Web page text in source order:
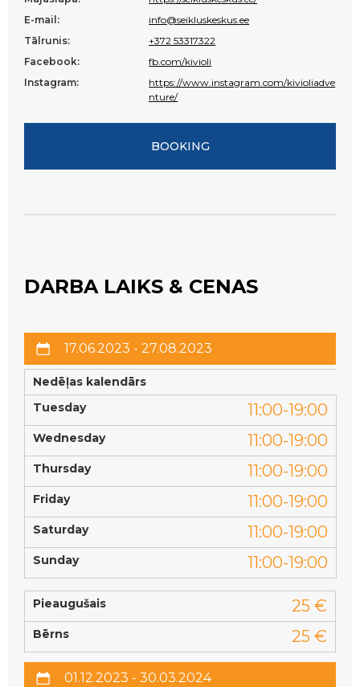
E-mail:
info@seikluskeskus.ee
Tālrunis:
+372 53317322
Facebook:
fb.com/kivioli
Instagram:
https://www.instagram.com/kivioliadve
nture/
BOOKING
DARBA LAIKS & CENAS
17.06.2023 - 27.08.2023
Nedēļas kalendārs
Tuesday
11:00-19:00
Wednesday 11:00-19:00
Thursday 11:00-19:00
Friday 11:00-19:00
Saturday 11:00-19:00
Sunday 11:00-19:00
Pieaugušais 25 €
Bērns 25 €
01.12.2023 - 30.03.2024